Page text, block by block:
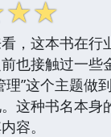
☆☆
，这本书在行
也接触过一些
理”这个主题做
这种书名本身
容。